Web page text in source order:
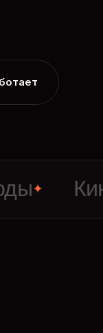
Кино